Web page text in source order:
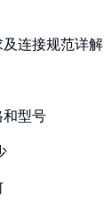
连接规范详解
和型号